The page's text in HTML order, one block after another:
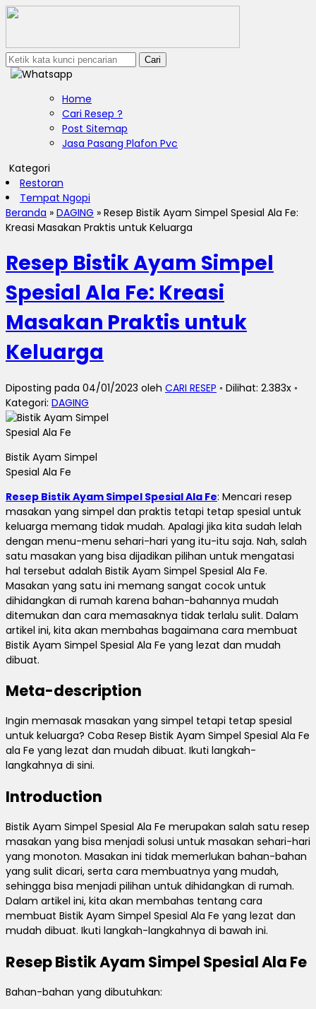
Cari
Home
Cari Resep ?
Post Sitemap
Jasa Pasang Plafon Pvc
Kategori
Restoran
Tempat Ngopi
Beranda » DAGING » Resep Bistik Ayam Simpel Spesial Ala Fe:
Kreasi Masakan Praktis untuk Keluarga
Resep Bistik Ayam Simpel
Spesial Ala Fe: Kreasi
Masakan Praktis untuk
Keluarga
Diposting pada 04/01/2023 oleh CARI RESEP ◦ Dilihat: 2.383x ◦
Kategori: DAGING
Bistik Ayam Simpel
Spesial Ala Fe
Resep Bistik Ayam Simpel Spesial Ala Fe: Mencari resep
masakan yang simpel dan praktis tetapi tetap spesial untuk
keluarga memang tidak mudah. Apalagi jika kita sudah lelah
dengan menu-menu sehari-hari yang itu-itu saja. Nah, salah
satu masakan yang bisa dijadikan pilihan untuk mengatasi
hal tersebut adalah Bistik Ayam Simpel Spesial Ala Fe.
Masakan yang satu ini memang sangat cocok untuk
dihidangkan di rumah karena bahan-bahannya mudah
ditemukan dan cara memasaknya tidak terlalu sulit. Dalam
artikel ini, kita akan membahas bagaimana cara membuat
Bistik Ayam Simpel Spesial Ala Fe yang lezat dan mudah
dibuat.
Meta-description
Ingin memasak masakan yang simpel tetapi tetap spesial
untuk keluarga? Coba Resep Bistik Ayam Simpel Spesial Ala Fe
ala Fe yang lezat dan mudah dibuat. Ikuti langkah-
langkahnya di sini.
Introduction
Bistik Ayam Simpel Spesial Ala Fe merupakan salah satu resep
masakan yang bisa menjadi solusi untuk masakan sehari-hari
yang monoton. Masakan ini tidak memerlukan bahan-bahan
yang sulit dicari, serta cara membuatnya yang mudah,
sehingga bisa menjadi pilihan untuk dihidangkan di rumah.
Dalam artikel ini, kita akan membahas tentang cara
membuat Bistik Ayam Simpel Spesial Ala Fe yang lezat dan
mudah dibuat. Ikuti langkah-langkahnya di bawah ini.
Resep Bistik Ayam Simpel Spesial Ala Fe
Bahan-bahan yang dibutuhkan: